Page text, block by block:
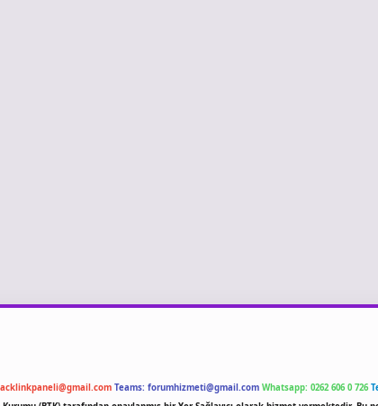
Teams: forumhizmeti@gmail.com Whatsapp: 0262 606 0 726